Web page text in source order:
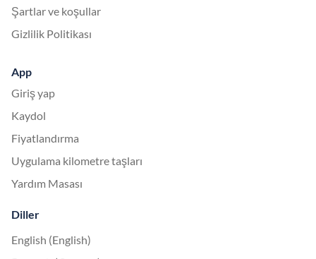
Şartlar ve koşullar
Gizlilik Politikası
App
Giriş yap
Kaydol
Fiyatlandırma
Uygulama kilometre taşları
Yardım Masası
Diller
English (English)